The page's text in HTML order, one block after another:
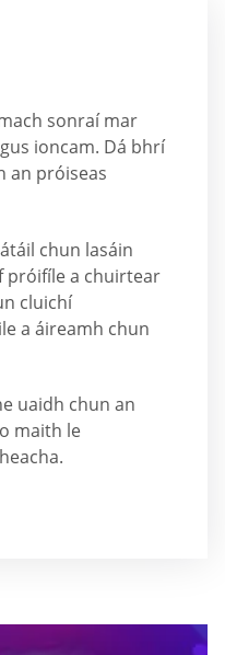
sonraí mar
ioncam. Dá bhrí
an próiseas
chun lasáin
próifíle a chuirtear
cluichí
a áireamh chun
uaidh chun an
maith le